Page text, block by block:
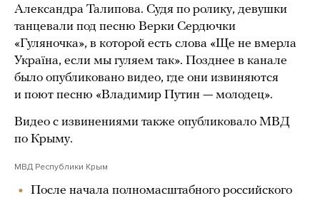
Александра Талипова. Судя по ролику, девушки
танцевали под песню Верки Сердючки
«Гуляночка», в которой есть слова «Ще не вмерла
Україна, если мы гуляем так». Позднее в канале
было опубликовано видео, где они извиняются
и поют песню «Владимир Путин — молодец».
Видео с извинениями также опубликовало МВД
по Крыму.
МВД Республики Крым
После начала полномасштабного российского